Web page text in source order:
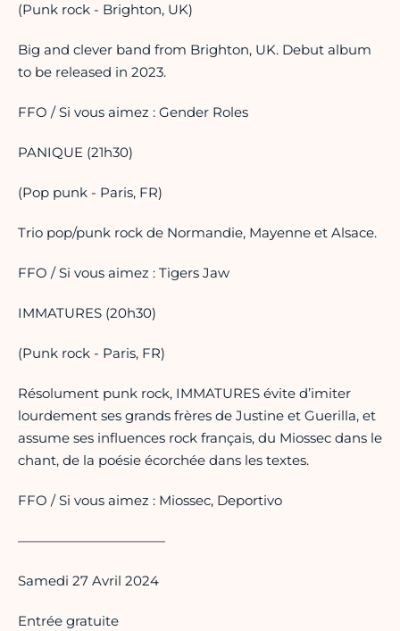
(Punk rock - Brighton, UK)
Big and clever band from Brighton, UK. Debut album
to be released in 2023.
FFO / Si vous aimez : Gender Roles
PANIQUE (21h30)
(Pop punk - Paris, FR)
Trio pop/punk rock de Normandie, Mayenne et Alsace.
FFO / Si vous aimez : Tigers Jaw
IMMATURES (20h30)
(Punk rock - Paris, FR)
Résolument punk rock, IMMATURES évite d’imiter
lourdement ses grands frères de Justine et Guerilla, et
assume ses influences rock français, du Miossec dans le
chant, de la poésie écorchée dans les textes.
FFO / Si vous aimez : Miossec, Deportivo
———————————
Samedi 27 Avril 2024
Entrée gratuite